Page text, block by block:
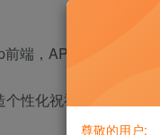
端，API接口需要寻找
性化祝福视频不再难！
尊敬的用户: